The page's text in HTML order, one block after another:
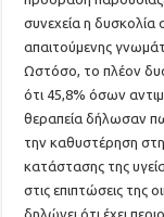
συνεχεία η
απαιτούμενης
Ωστόσο, το πλέον
ότι 45,8% όσων
θεραπεία δήλωσαν
την καθυστέρηση στη
κατάστασης της
στις επιπτώσεις της